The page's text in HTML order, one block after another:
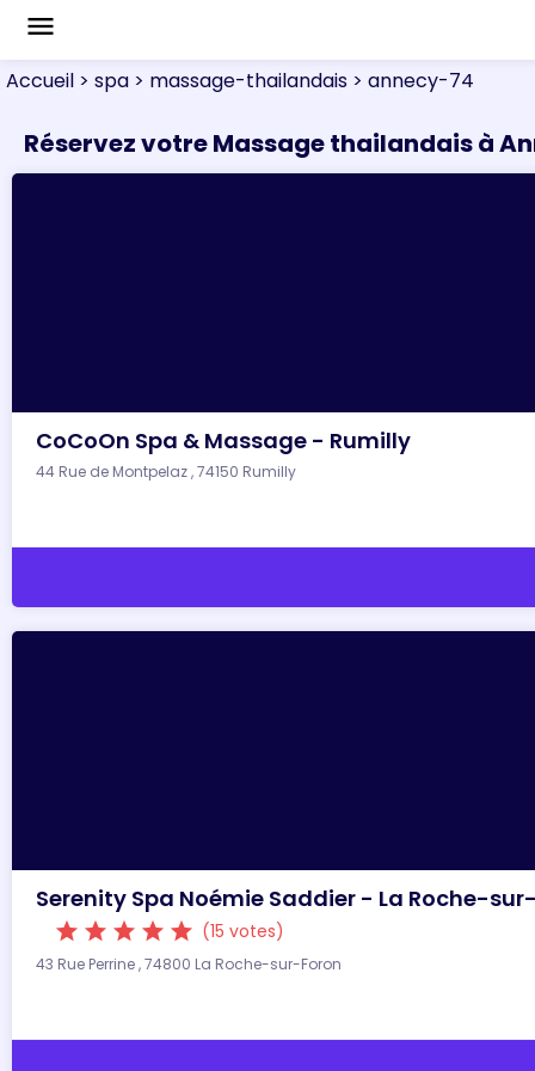
menu
Accueil > spa > massage-thailandais > annecy-74
Réservez votre Massage thailandais à
CoCoOn Spa & Massage - Rumilly
44 Rue de Montpelaz , 74150 Rumilly
Serenity Spa Noémie Saddier - La Roche-
star star star star star (15 votes)
43 Rue Perrine , 74800 La Roche-sur-Foron